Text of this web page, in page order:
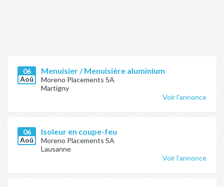
06
Aoû
Menuisier / Menuisière aluminium
Moreno Placements SA
Martigny
Voir l'annonce
06
Aoû
Isoleur en coupe-feu
Moreno Placements SA
Lausanne
Voir l'annonce